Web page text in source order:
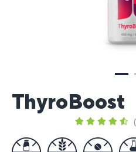
ThyroBoost